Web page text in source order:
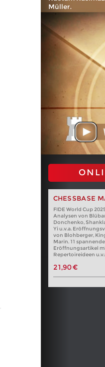
Müller.
CHESSBASE
FIDE World Cup
Analysen von
Donchenko,
Yi u.v.a.
von Blohberger,
Marin. 11 spannende
Eröffnungsartikel
Repertoireideen
21,90 €